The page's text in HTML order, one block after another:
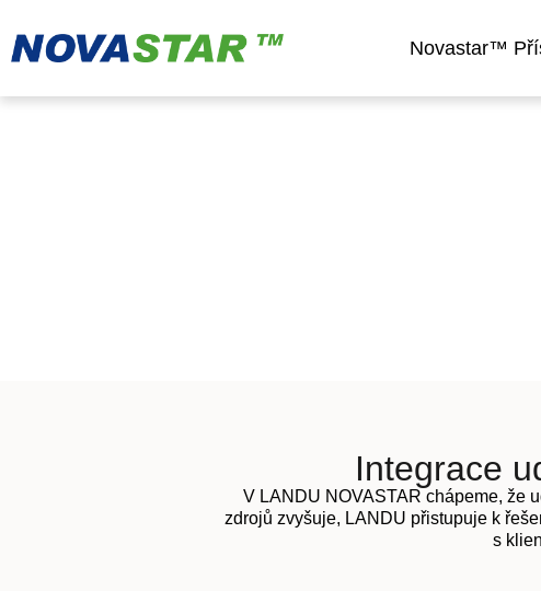
Novastar™
Integrace
V LANDU NOVASTAR chápeme, že
zdrojů zvyšuje, LANDU přistupuje k
s